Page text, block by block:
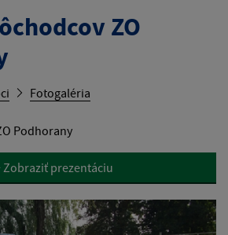
ZO
Fotogaléria
Podhorany
Zobraziť prezentáciu